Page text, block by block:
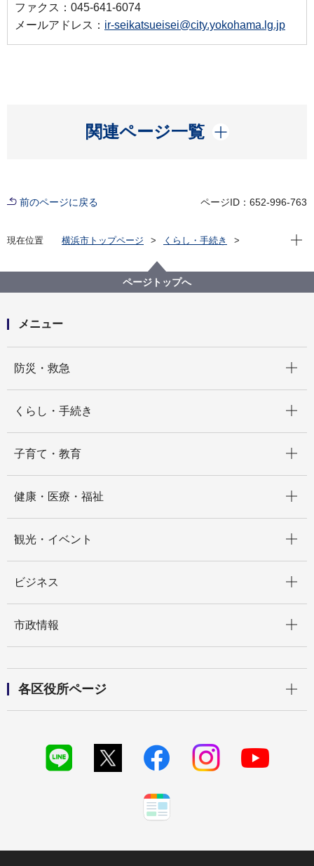
ファクス：045-641-6074
メールアドレス： ir-seikatsueisei@city.yokohama.lg.jp
関連ページ一覧
開く
前のページに戻る ページID：652-996-763
現在位置 横浜市トップページ
くらし・手続き
インターネット等を利用するクリーニングについて
現在
ページトップへ
メニュー
防災・救急
くらし・手続き
子育て・教育
健康・医療・福祉
観光・イベント
ビジネス
市政情報
各区役所ページ